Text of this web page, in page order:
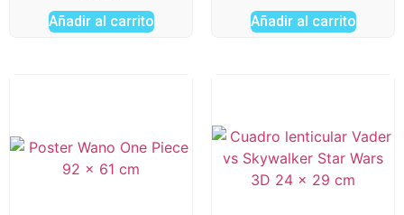
Añadir al carrito Añadir al carrito